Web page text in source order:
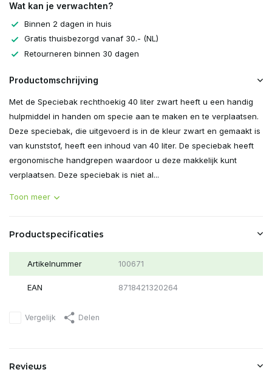
Wat kan je verwachten?
Binnen 2 dagen in huis
Gratis thuisbezorgd vanaf 30.- (NL)
Retourneren binnen 30 dagen
Productomschrijving
Met de Speciebak rechthoekig 40 liter zwart heeft u een handig
hulpmiddel in handen om specie aan te maken en te verplaatsen.
Deze speciebak, die uitgevoerd is in de kleur zwart en gemaakt is
van kunststof, heeft een inhoud van 40 liter. De speciebak heeft
ergonomische handgrepen waardoor u deze makkelijk kunt
verplaatsen. Deze speciebak is niet al...
Toon meer
Productspecificaties
Artikelnummer 100671
EAN 8718421320264
Vergelijk Delen
Reviews